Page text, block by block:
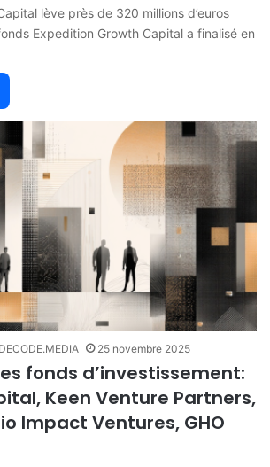
lève près de 320 millions d’euros
Expedition Growth Capital a finalisé en
25 novembre 2025
fonds d’investissement:
Keen Venture Partners,
Impact Ventures, GHO